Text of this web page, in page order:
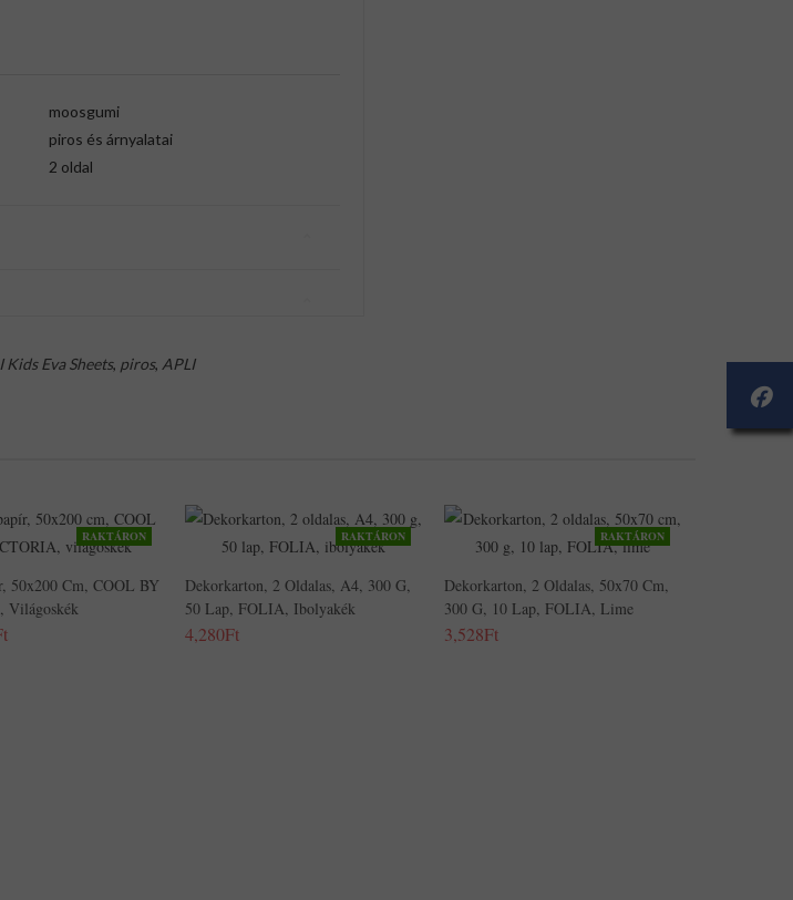
moosgumi
piros és árnyalatai
2 oldal
Kids Eva Sheets, piros, APLI
RAKTÁRON
50x200 Cm, COOL BY
Világoskék
RAKTÁRON
Dekorkarton, 2 Oldalas, A4, 300 G,
50 Lap, FOLIA, Ibolyakék
4,280Ft
RAKTÁRON
Dekorkarton, 2 Oldalas, 50x70 Cm,
300 G, 10 Lap, FOLIA, Lime
3,528Ft